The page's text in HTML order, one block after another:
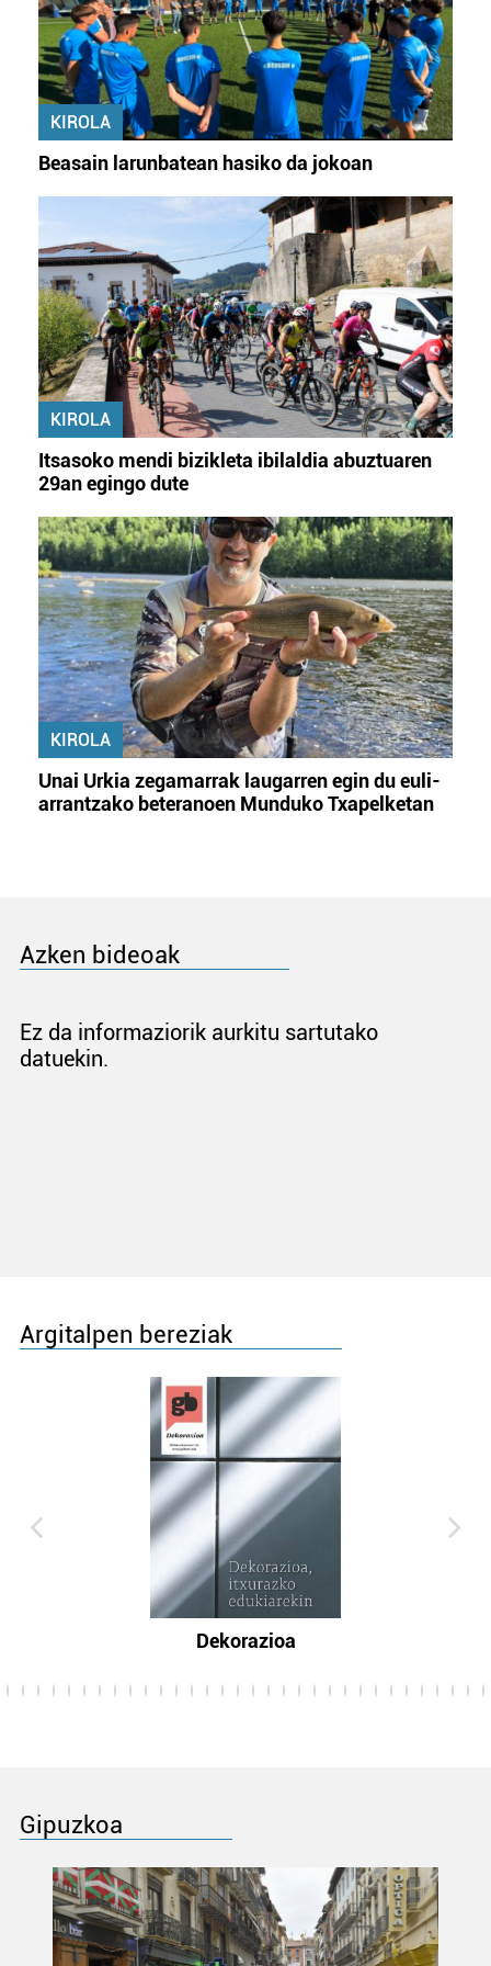
KIROLA
Beasain larunbatean hasiko da jokoan
KIROLA
Itsasoko mendi bizikleta ibilaldia abuztuaren
29an egingo dute
KIROLA
Unai Urkia zegamarrak laugarren egin du euli-
arrantzako beteranoen Munduko Txapelketan
Azken bideoak
Ez da informaziorik aurkitu sartutako
datuekin.
Argitalpen bereziak
Dekorazioa
Gipuzkoa